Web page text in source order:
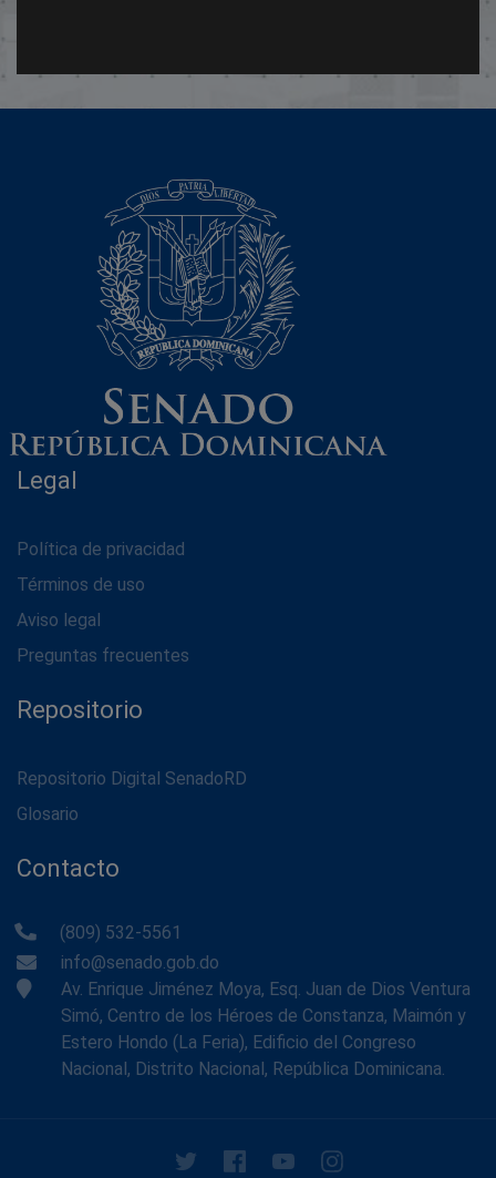
Legal
Política de privacidad
Términos de uso
Aviso legal
Preguntas frecuentes
Repositorio
Repositorio Digital SenadoRD
Glosario
Contacto
(809) 532-5561
info@senado.gob.do
Av. Enrique Jiménez Moya, Esq. Juan de Dios Ventura
Simó, Centro de los Héroes de Constanza, Maimón y
Estero Hondo (La Feria), Edificio del Congreso
Nacional, Distrito Nacional, República Dominicana.